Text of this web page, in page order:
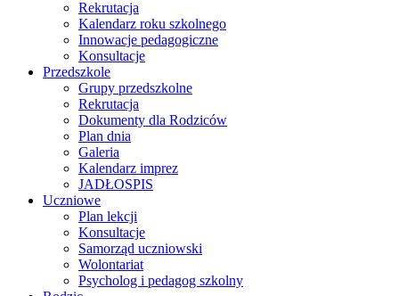
Rekrutacja
Kalendarz roku szkolnego
Innowacje pedagogiczne
Konsultacje
Przedszkole
Grupy przedszkolne
Rekrutacja
Dokumenty dla Rodziców
Plan dnia
Galeria
Kalendarz imprez
JADŁOSPIS
Uczniowe
Plan lekcji
Konsultacje
Samorząd uczniowski
Wolontariat
Psycholog i pedagog szkolny